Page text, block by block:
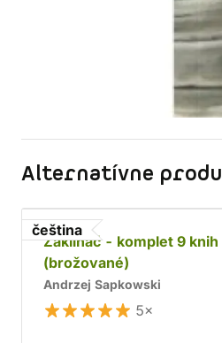
Alternatívne
čeština
Zaklínač - komplet 9 knih
(brožované)
Andrzej Sapkowski
5×